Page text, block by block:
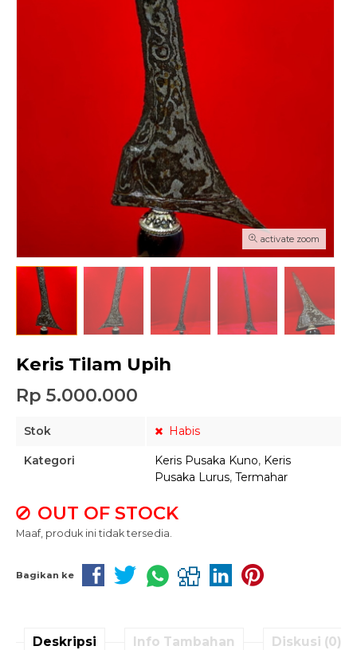
activate zoom
Keris Tilam Upih
Rp 5.000.000
Stok Habis
Kategori Keris Pusaka Kuno, Keris
Pusaka Lurus, Termahar
OUT OF STOCK
Maaf, produk ini tidak tersedia.
Bagikan ke
Deskripsi Info Tambahan Diskusi (0)